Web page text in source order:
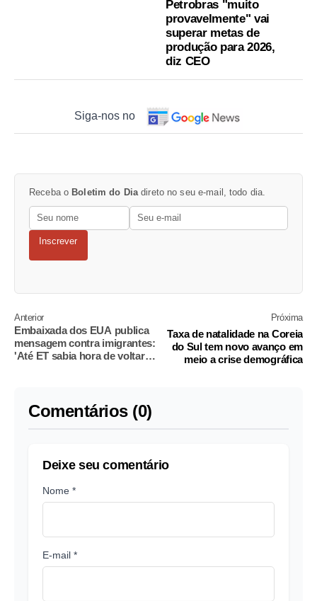
Petrobras "muito
provavelmente" vai
superar metas de
produção para 2026,
diz CEO
Siga-nos no
Receba o Boletim do Diadireto no seu e-mail, todo dia.
Inscrever
Anterior
Embaixada dos EUA publica
mensagem contra imigrantes:
'Até ET sabia hora de voltar
Próxima
Taxa de natalidade na Coreia
do Sul tem novo avanço em
meio a crise demográfica
Comentários (0)
Deixe seu comentário
Nome *
E-mail *